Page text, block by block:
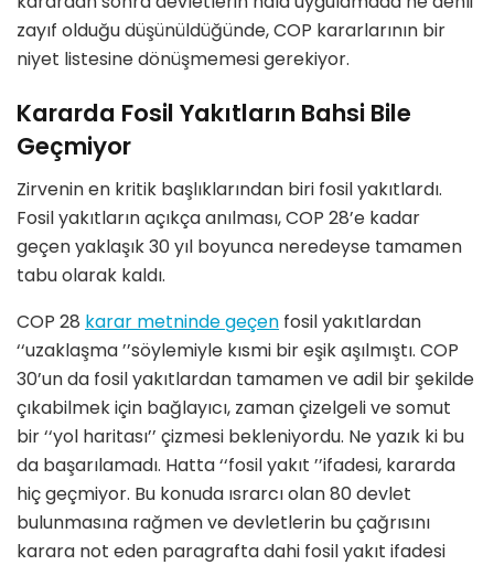
zayıf olduğu düşünüldüğünde, COP kararlarının bir
niyet listesine dönüşmemesi gerekiyor.
Kararda Fosil Yakıtların Bahsi Bile
Geçmiyor
Zirvenin en kritik başlıklarından biri fosil yakıtlardı.
Fosil yakıtların açıkça anılması, COP 28’e kadar
geçen yaklaşık 30 yıl boyunca neredeyse tamamen
tabu olarak kaldı.
COP 28 karar metninde geçen fosil yakıtlardan
‘‘uzaklaşma’’söylemiyle kısmi bir eşik aşılmıştı. COP
30’un da fosil yakıtlardan tamamen ve adil bir şekilde
çıkabilmek için bağlayıcı, zaman çizelgeli ve somut
bir‘‘yol haritası’’ çizmesi bekleniyordu. Ne yazık ki bu
da başarılamadı. Hatta‘‘fosil yakıt ’’ifadesi, kararda
hiç geçmiyor. Bu konuda ısrarcı olan 80 devlet
bulunmasına rağmen ve devletlerin bu çağrısını
karara not eden paragrafta dahi fosil yakıt ifadesi